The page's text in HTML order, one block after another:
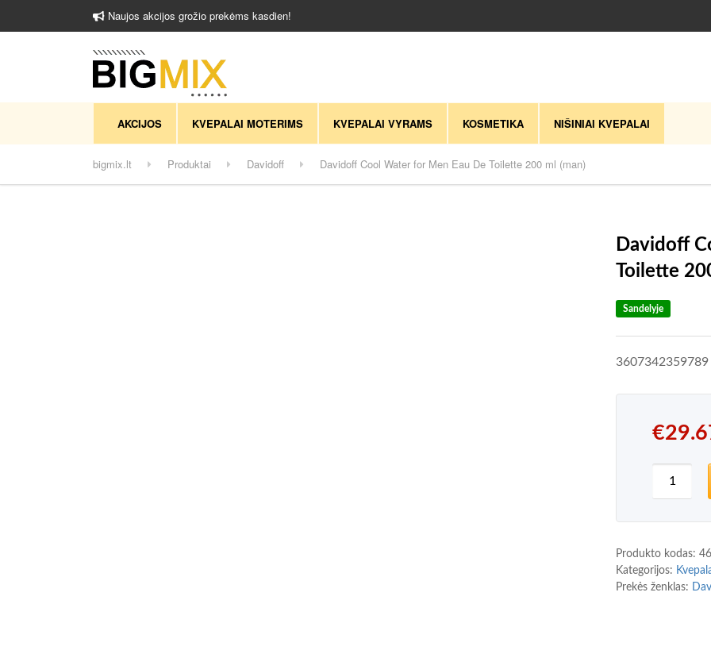
Naujos akcijos grožio prekėms kasdien!
AKCIJOS KVEPALAI MOTERIMS KVEPALAI VYRAMS KOSMETIKA NIŠINIAI KVEPALAI
bigmix.lt Produktai Davidoff Davidoff Cool Water for Men Eau De Toilette 200 ml (man)
Davidoff
Toilette
Sandelyje
3607342359789
€
Produkto kodas:
Kategorijos:
Prekės ženklas: